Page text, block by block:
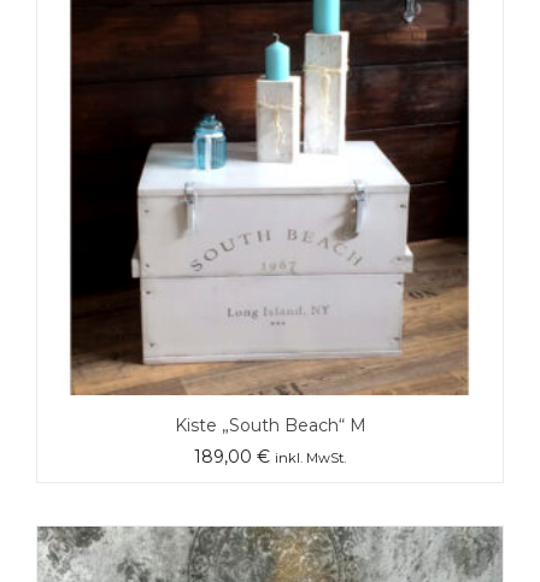
Kiste „South Beach“ M
189,00 € inkl. MwSt.